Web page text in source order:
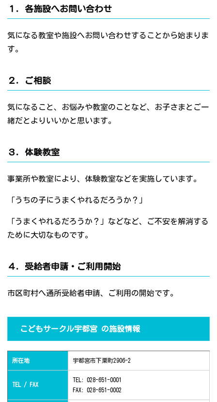
１．各施設へお問い合わせ
気になる教室や施設へお問い合わせすることから始まりま
す。
２．ご相談
気になること、お悩みや教室のことなど、お子さまとご一
緒だとよりいいかと思います。
３．体験教室
事業所や教室により、体験教室などを実施しています。
「うちの子にうまくやれるだろうか？」
「うまくやれるだろうか？」などなど、ご不安を解消する
ために大切なものです。
４．受給者申請・ご利用開始
市区町村へ通所受給者申請、ご利用の開始です。
こどもサークル宇都宮 の施設情報
所在地 宇都宮市下栗町2906-2
TEL / FAX
TEL: 028-651-0001
FAX: 028-651-0002